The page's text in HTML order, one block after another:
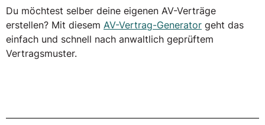
Du möchtest selber deine eigenen AV-Verträge
erstellen? Mit diesem AV-Vertrag-Generator geht das
einfach und schnell nach anwaltlich geprüftem
Vertragsmuster.